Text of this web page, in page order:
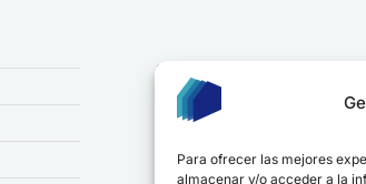
Para ofrecer las mejores
almacenar y/o acceder a la
Marcando esta casilla
Sede en Madrid